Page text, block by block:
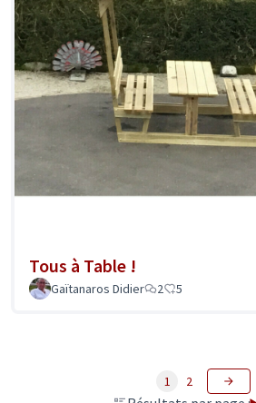
Tous à Table !
Gaïtanaros Didier
2 5
1 2